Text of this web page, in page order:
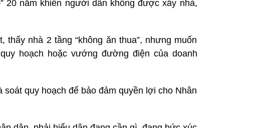
20 năm khiến người dân không được xây nhà,
nhà 2 tầng “không ăn thua”, nhưng muốn
hoạch hoặc vướng đường điện của doanh
quy hoạch để bảo đảm quyền lợi cho Nhân